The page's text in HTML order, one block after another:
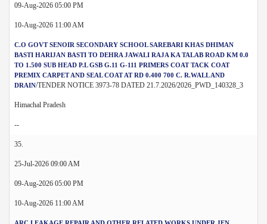
09-Aug-2026 05:00 PM
10-Aug-2026 11:00 AM
C.O GOVT SENOIR SECONDARY SCHOOL SAREBARI KHAS DHIMAN
BASTI HARIJAN BASTI TO DEHRA JAWALI RAJA KA TALAB ROAD KM 0.0
TO 1.500 SUB HEAD P.L GSB G.11 G-111 PRIMERS COAT TACK COAT
PREMIX CARPET AND SEAL COAT AT RD 0.400 700 C. R.WALL AND
DRAIN/TENDER NOTICE 3973-78 DATED 21.7.2026/2026_PWD_140328_3
Himachal Pradesh
--
35.
25-Jul-2026 09:00 AM
09-Aug-2026 05:00 PM
10-Aug-2026 11:00 AM